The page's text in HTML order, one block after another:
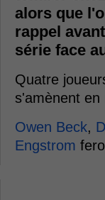
alors que
rappel
série face
Quatre
s'amènent
Owen Beck,
Engstrom